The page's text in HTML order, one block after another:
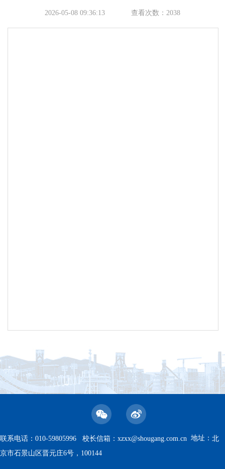
2026-05-08 09:36:13 查看次数： 2038
联系电话：010-59805996 校长信箱： xzxx@shougang.com.cn 地址： 北
京市石景山区晋元庄6号，100144